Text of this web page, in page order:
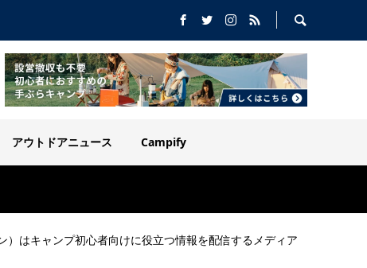
アウトドアニュース Campify
はキャンプ初心者向けに役立つ情報を配信するメディア